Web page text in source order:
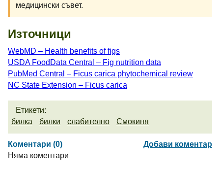
медицински съвет.
Източници
WebMD – Health benefits of figs
USDA FoodData Central – Fig nutrition data
PubMed Central – Ficus carica phytochemical review
NC State Extension – Ficus carica
Етикети:
билка
билки слабително Смокиня
Коментари (0)
Добави коментар
Няма коментари